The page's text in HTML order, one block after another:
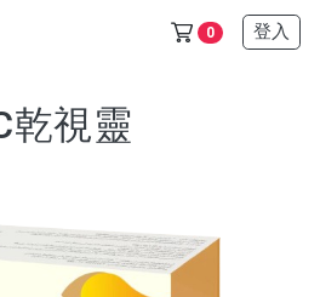
0 登入
價150元，任選十件1000元)
任選 (單價600元，任選三件1200
乾視靈